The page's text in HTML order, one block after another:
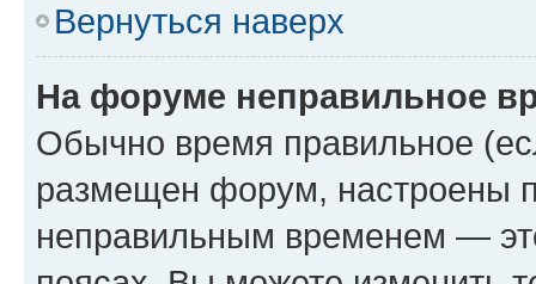
Вернуться наверх
На форуме неправильное
Обычно время правильное
размещен форум, настроены
неправильным временем —